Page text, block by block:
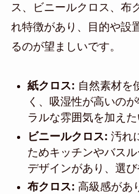
ス、ビニールクロス、布
れ特徴があり、目的や設
るのが望ましいです。
紙クロス: 自然素材を
く、吸湿性が高いの
ラルな雰囲気を加え
ビニールクロス: 汚れ
ためキッチンやバス
デザインがあり、選び
布クロス: 高級感があ